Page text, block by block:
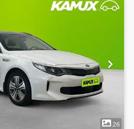
26